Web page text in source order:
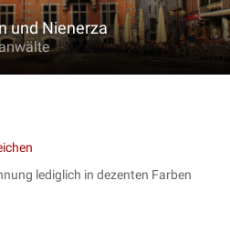
und Nienerza
lediglich in dezenten Farben